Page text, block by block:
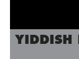
YIDDISH